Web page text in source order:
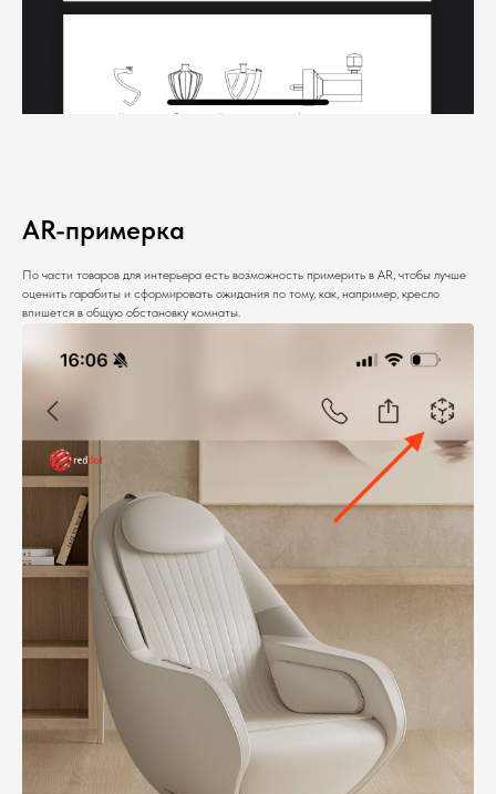
AR-примерка
По части товаров для интерьера есть возможность примерить в AR, чтобы лучше
оценить гарабиты и сформировать ожидания по тому, как, например, кресло
впишется в общую обстановку комнаты.